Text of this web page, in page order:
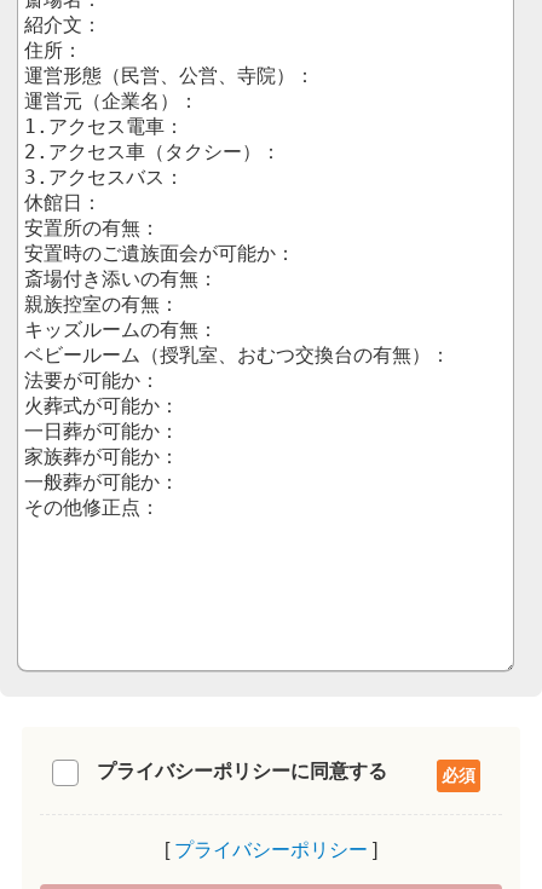
プライバシーポリシーに同意する
プライバシーポリシー